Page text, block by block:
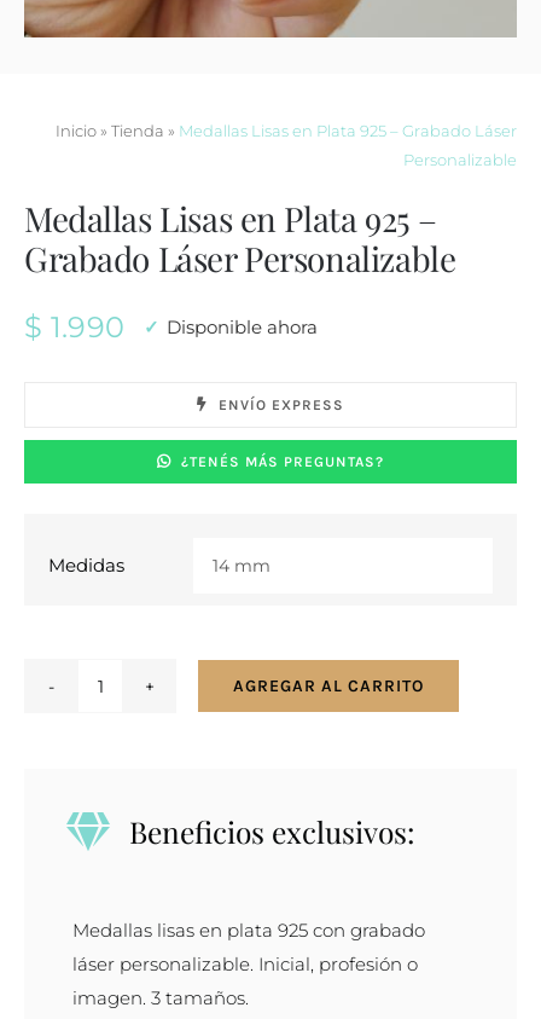
Contacto
Inicio» Tienda » Medallas Lisas en Plata 925 – Grabado Láser
Personalizable
Medallas Lisas en Plata 925 –
Grabado Láser Personalizable
$ 1.990 Disponible ahora
ENVÍO EXPRESS
¿TENÉS MÁS PREGUNTAS?
Medidas
925
Láser
Personalizable
cantidad
AGREGAR AL CARRITO
Beneficios exclusivos:
Medallas lisas en plata 925 con grabado
láser personalizable. Inicial, profesión o
imagen. 3 tamaños.